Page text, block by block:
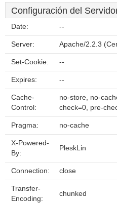
Configuración del
Date: --
Server: Apache/2.2.3
Set-Cookie: --
Expires: --
Cache-
Control:
no-store, no-
check=0, pre-
Pragma: no-cache
X-Powered-
By:
PleskLin
Connection: close
Transfer-
Encoding:
chunked